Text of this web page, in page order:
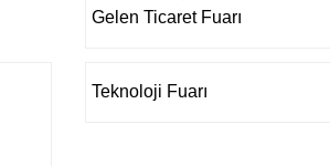
Gelen Ticaret Fuarı
Teknoloji Fuarı